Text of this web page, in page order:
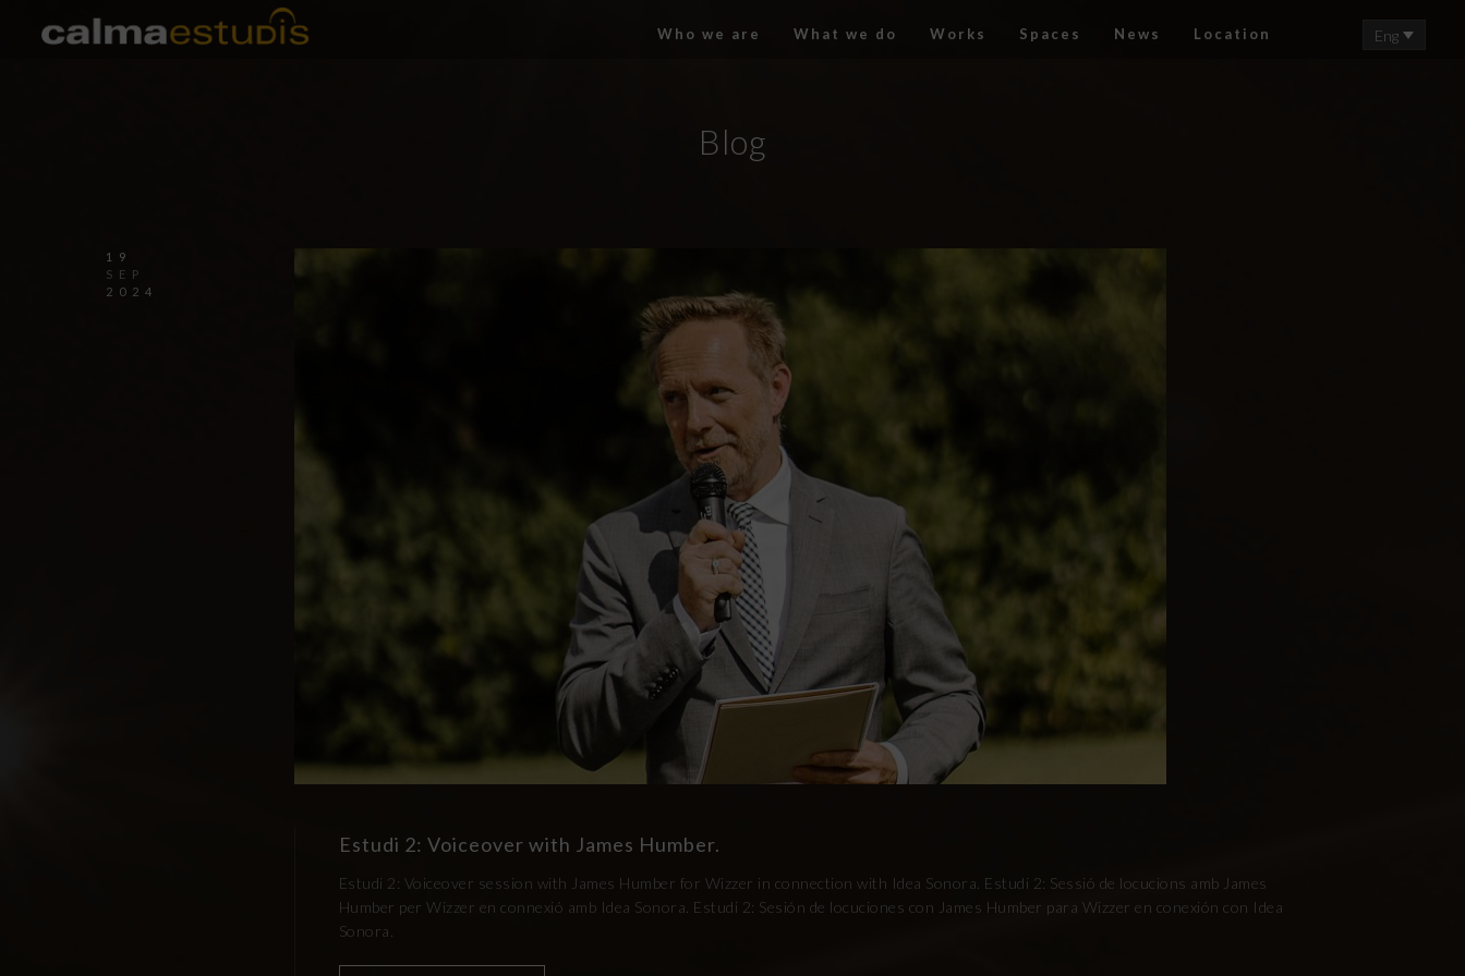
Who we are What we do Works Spaces News Location Eng
Blog
19
SEP
2024
Estudi 2: Voiceover with James Humber.
Estudi 2: Voiceover session with James Humber for Wizzer in connection with Idea Sonora. Estudi 2: Sessió de locucions amb James
Humber per Wizzer en connexió amb Idea Sonora. Estudi 2: Sesión de locuciones con James Humber para Wizzer en conexión con Idea
Sonora.